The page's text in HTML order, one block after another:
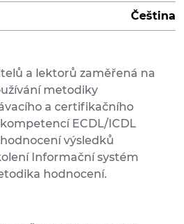
Čeština
a lektorů zaměřená na
metodiky
a certifikačního
ECDL/ICDL
výsledků
Informační systém
hodnocení.